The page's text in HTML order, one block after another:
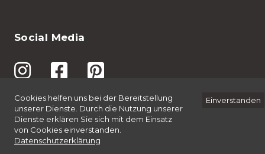
Social Media
© 2026 Möbel Amrein AG
Datenschutzerklärung
Impressum